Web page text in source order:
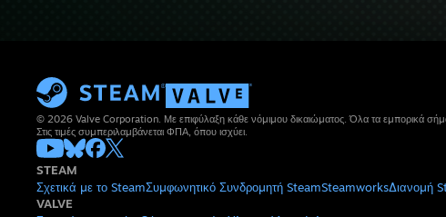
© 2026 Valve Corporation. Με επιφύλαξη κάθε νόμιμου δικαιώματος. Όλα τα εμπορικά
Στις τιμές συμπεριλαμβάνεται ΦΠΑ, όπου ισχύει.
STEAM
Σχετικά με το SteamΣυμφωνητικό Συνδρομητή SteamSteamworksΔιανομή
VALVE